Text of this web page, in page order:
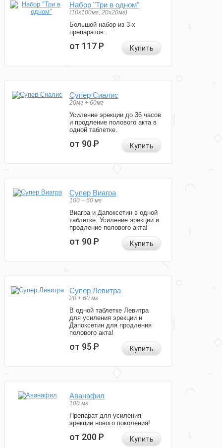
Набор "Три в одном"
(10x100мг, 20x20мг)
Большой набор из 3-х
препаратов.
от 117Р Купить
Супер Сиалис
20мг + 60мг
Усиление эрекции до 36 часов
и продление полового акта в
одной таблетке.
от 90Р Купить
Супер Виагра
100 + 60 мг
Виагра и Дапоксетин в одной
таблетке. Усиление эрекции и
продление полового акта!
от 90Р Купить
Супер Левитра
20 + 60 мг
В одной таблетке Левитра
для усиления эрекции и
Дапоксетин для продления
полового акта!
от 95Р Купить
Аванафил
100 мг
Препарат для усиления
эрекции нового поколения!
от 200Р Купить